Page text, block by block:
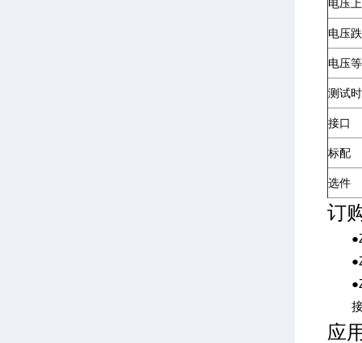
电压
电压
电压
测试
接口
标配
选件
订
接
应